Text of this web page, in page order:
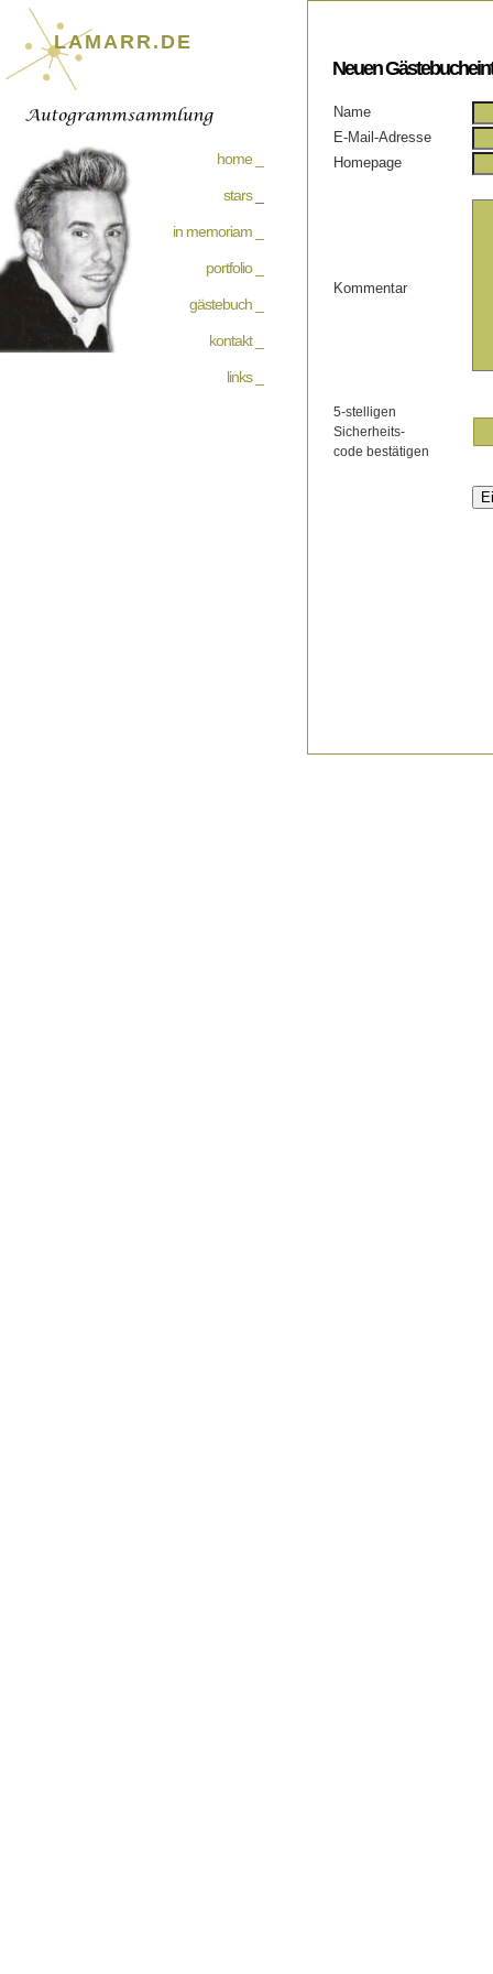
LAMARR.DE
home _
stars_
in memoriam _
portfolio _
gästebuch _
kontakt _
links _
Neuen
Name
E-Mail-Adresse
Homepage
Kommentar
5-stelligen
Sicherheits-
code bestätigen